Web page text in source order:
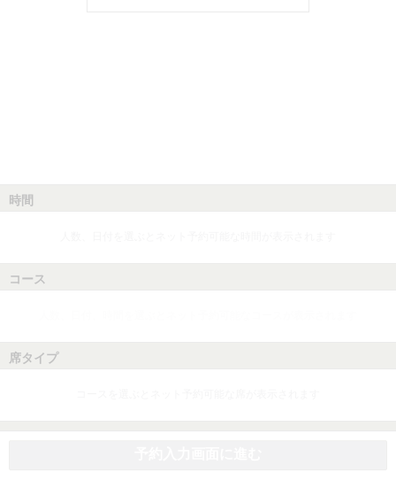
時間
コース
席タイプ